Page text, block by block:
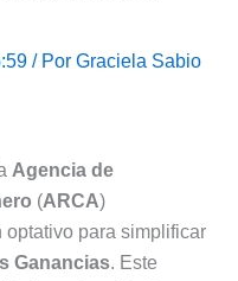
/ Por Graciela Sabio
Agencia de
(ARCA)
optativo para simplificar
Ganancias. Este